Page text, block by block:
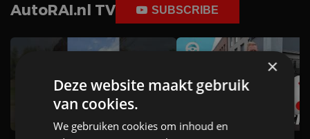
AutoRAI.nl TV SUBSCRIBE
×
Deze website maakt gebruik
van cookies.
We gebruiken cookies om inhoud en